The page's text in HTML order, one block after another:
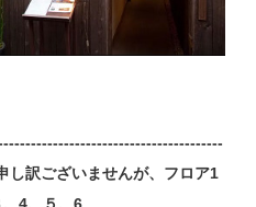
し訳ございませんが、フロア1
4、５、6